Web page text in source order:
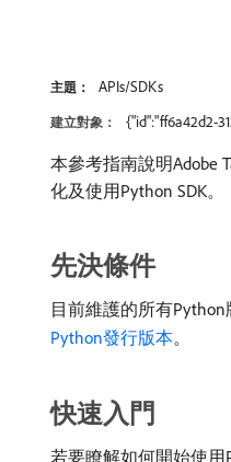
主題： APIs/SDKs
建立對象： {"id":"ff6a42d2-
本參考指南說明Adobe
化及使用Python SDK。
先決條件
目前維護的所有
Python發行版本。
快速入門
若要瞭解如何開始使用